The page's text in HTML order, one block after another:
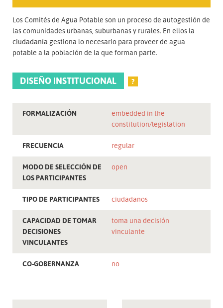
Los Comités de Agua Potable son un proceso de autogestión de
las comunidades urbanas, suburbanas y rurales. En ellos la
ciudadanía gestiona lo necesario para proveer de agua
potable a la población de la que forman parte.
DISEÑO INSTITUCIONAL ?
FORMALIZACIÓN
embedded in the
constitution/legislation
FRECUENCIA regular
MODO DE SELECCIÓN DE
LOS PARTICIPANTES
open
TIPO DE PARTICIPANTES ciudadanos
CAPACIDAD DE TOMAR
DECISIONES
VINCULANTES
toma una decisión
vinculante
CO-GOBERNANZA no